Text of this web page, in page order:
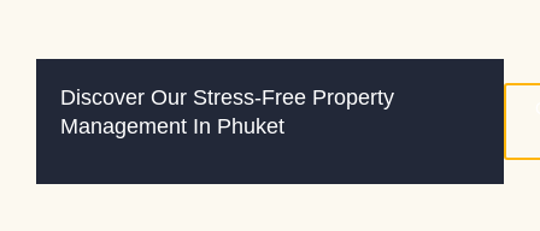
Discover Our Stress-Free Property
Management In Phuket